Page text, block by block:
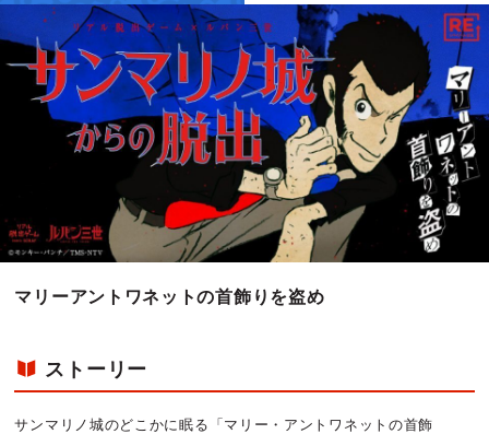
マリーアントワネットの首飾りを盗め
ストーリー
サンマリノ城のどこかに眠る「マリー・アントワネットの首飾